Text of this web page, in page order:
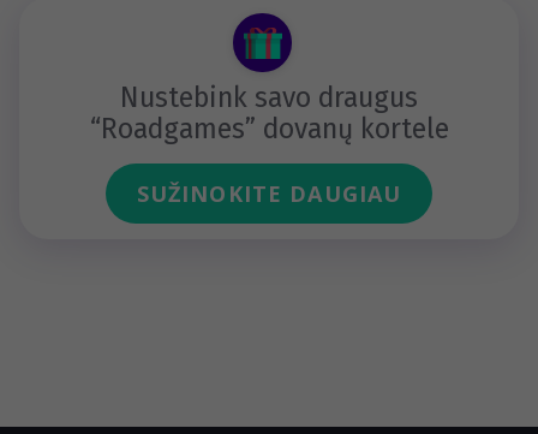
Nustebink savo draugus
“Roadgames” dovanų kortele
SUŽINOKITE DAUGIAU